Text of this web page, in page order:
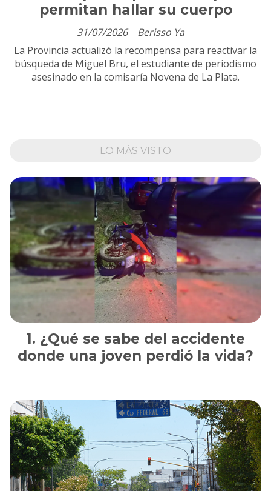
permitan hallar su cuerpo
Berisso Ya
31/07/2026
La Provincia actualizó la recompensa para reactivar la
búsqueda de Miguel Bru, el estudiante de periodismo
asesinado en la comisaría Novena de La Plata.
LO MÁS VISTO
¿Qué se sabe del accidente
donde una joven perdió la vida?